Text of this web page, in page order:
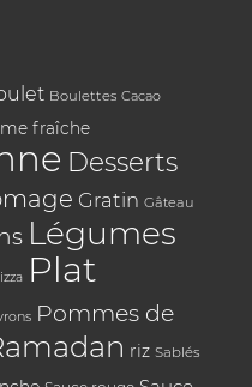
Boulettes Cacao
fraîche
Desserts
Gratin Gâteau
Légumes
Plat
Pommes de
riz Sablés